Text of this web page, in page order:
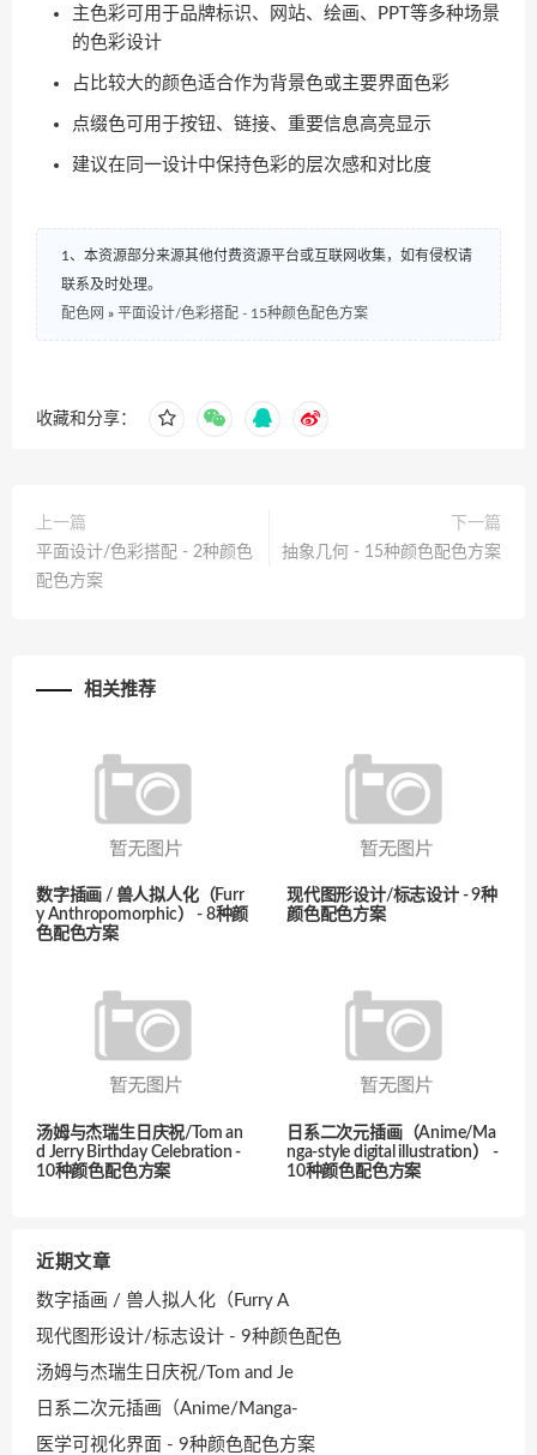
主色彩可用于品牌标识、网站、绘画、PPT等多种场景
的色彩设计
占比较大的颜色适合作为背景色或主要界面色彩
点缀色可用于按钮、链接、重要信息高亮显示
建议在同一设计中保持色彩的层次感和对比度
1、本资源部分来源其他付费资源平台或互联网收集，如有侵权请
联系及时处理。
配色网 » 平面设计/色彩搭配 - 15种颜色配色方案
收藏和分享：
上一篇
平面设计/色彩搭配 - 2种颜色
配色方案
下一篇
抽象几何 - 15种颜色配色方案
相关推荐
数字插画 / 兽人拟人化（Furr
y Anthropomorphic） - 8种颜
色配色方案
现代图形设计/标志设计 - 9种
颜色配色方案
汤姆与杰瑞生日庆祝/Tom an
d Jerry Birthday Celebration -
10种颜色配色方案
日系二次元插画（Anime/Ma
nga-style digital illustration） -
10种颜色配色方案
近期文章
数字插画 / 兽人拟人化（Furry A
现代图形设计/标志设计 - 9种颜色配色
汤姆与杰瑞生日庆祝/Tom and Je
日系二次元插画（Anime/Manga-
医学可视化界面 - 9种颜色配色方案